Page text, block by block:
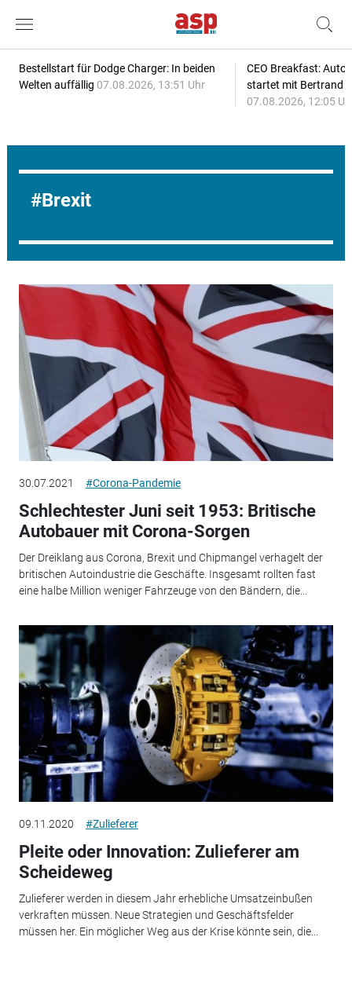
Bestellstart für Dodge Charger: In beiden
Welten auffällig 07.08.2026, 13:51 Uhr
CEO Breakfast:
startet mit Bertrand
07.08.2026, 12:05
Brexit
30.07.2021 #Corona-Pandemie
Schlechtester Juni seit 1953: Britische
Autobauer mit Corona-Sorgen
Der Dreiklang aus Corona, Brexit und Chipmangel verhagelt der
britischen Autoindustrie die Geschäfte. Insgesamt rollten fast
eine halbe Million weniger Fahrzeuge von den Bändern, die...
09.11.2020 #Zulieferer
Pleite oder Innovation: Zulieferer am
Scheideweg
Zulieferer werden in diesem Jahr erhebliche Umsatzeinbußen
verkraften müssen. Neue Strategien und Geschäftsfelder
müssen her. Ein möglicher Weg aus der Krise könnte sein, die...